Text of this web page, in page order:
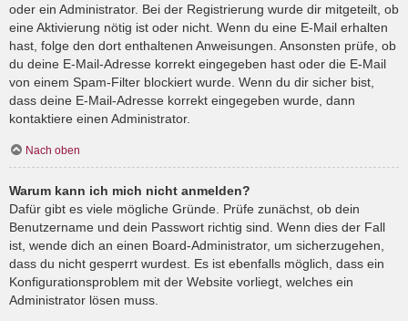
oder ein Administrator. Bei der Registrierung wurde dir mitgeteilt, ob
eine Aktivierung nötig ist oder nicht. Wenn du eine E-Mail erhalten
hast, folge den dort enthaltenen Anweisungen. Ansonsten prüfe, ob
du deine E-Mail-Adresse korrekt eingegeben hast oder die E-Mail
von einem Spam-Filter blockiert wurde. Wenn du dir sicher bist,
dass deine E-Mail-Adresse korrekt eingegeben wurde, dann
kontaktiere einen Administrator.
Nach oben
Warum kann ich mich nicht anmelden?
Dafür gibt es viele mögliche Gründe. Prüfe zunächst, ob dein
Benutzername und dein Passwort richtig sind. Wenn dies der Fall
ist, wende dich an einen Board-Administrator, um sicherzugehen,
dass du nicht gesperrt wurdest. Es ist ebenfalls möglich, dass ein
Konfigurationsproblem mit der Website vorliegt, welches ein
Administrator lösen muss.